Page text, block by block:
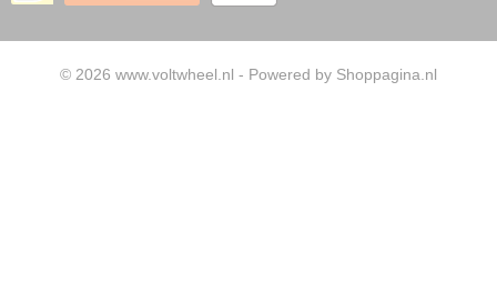
© 2026 www.voltwheel.nl - Powered by Shoppagina.nl